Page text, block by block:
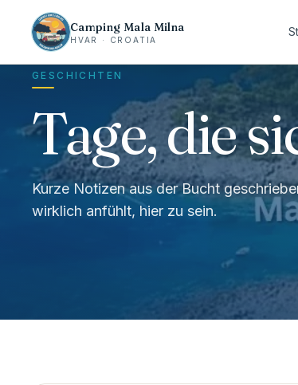
Camping Mala Milna
HVAR · CROATIA
GESCHICHTEN
Tage, die
Kurze Notizen aus der Bucht
wirklich anfühlt, hier zu sein.